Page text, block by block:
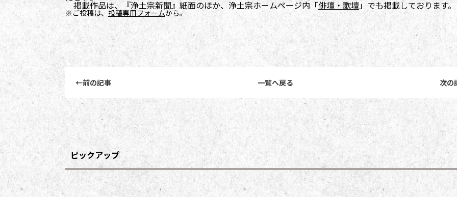
掲載作品は、『浄土宗新聞』紙面のほか、浄土宗ホームページ内「俳壇・歌壇」でも掲載しております。
※ご投稿は、 投稿専用フォームから。
←前の記事 一覧へ戻る 次の
ピックアップ